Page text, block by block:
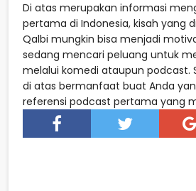
Di atas merupakan informasi
pertama di Indonesia, kisah yang
Qalbi mungkin bisa menjadi
sedang mencari peluang untuk
melalui komedi ataupun podcast.
di atas bermanfaat buat Anda
referensi podcast pertama yang